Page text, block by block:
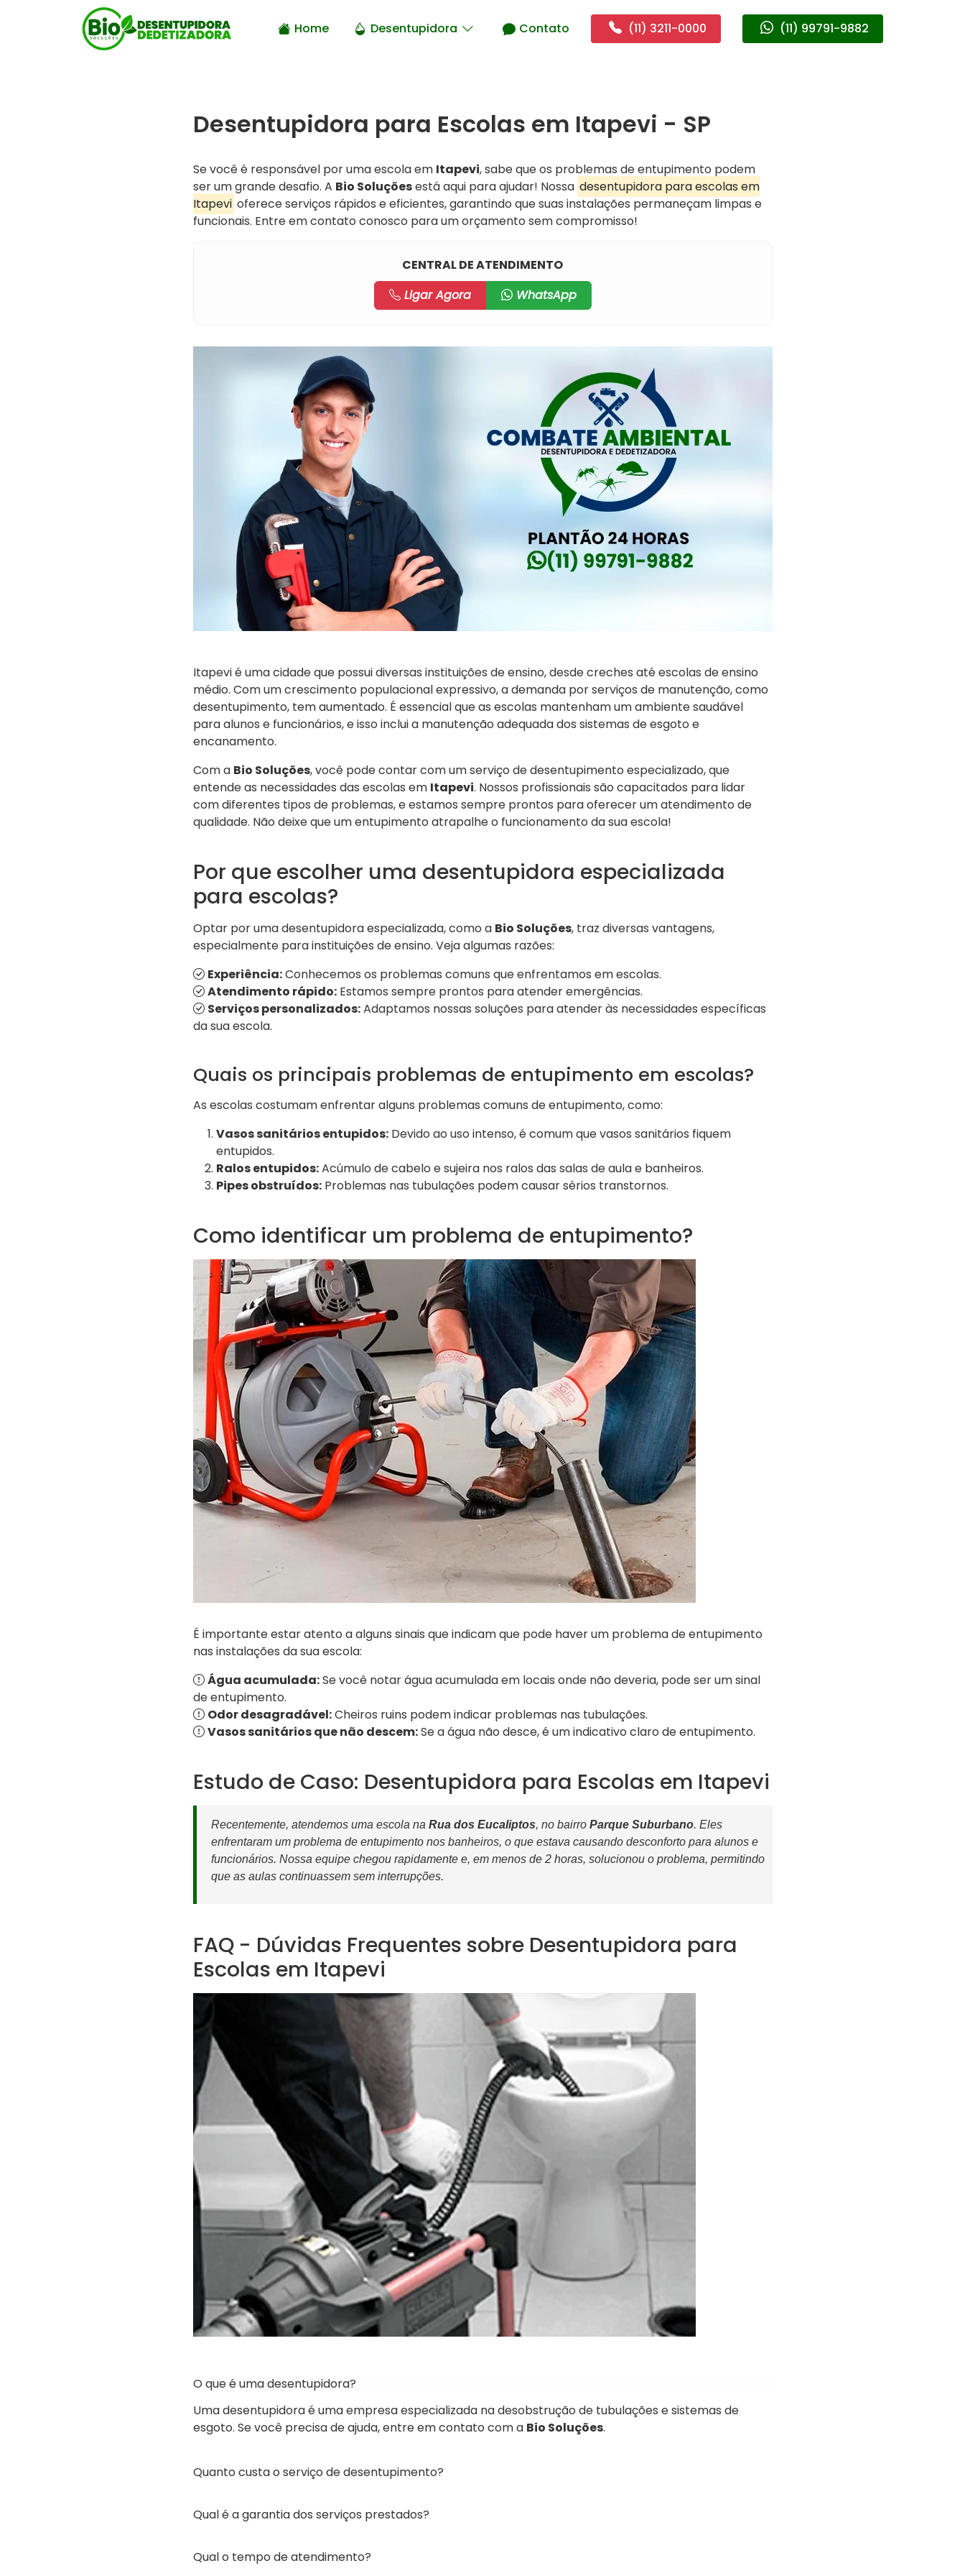
Home Desentupidora Contato (11) 3211-0000 (11) 99791-9882
Desentupidora para Escolas em Itapevi - SP
Se você é responsável por uma escola em Itapevi, sabe que os problemas de entupimento podem
ser um grande desafio. A Bio Soluçõesestá aqui para ajudar! Nossa desentupidora para escolas em
Itapevi oferece serviços rápidos e eficientes, garantindo que suas instalações permaneçam limpas e
funcionais. Entre em contato conosco para um orçamento sem compromisso!
CENTRAL DE ATENDIMENTO
Ligar Agora
WhatsApp
Itapevi é uma cidade que possui diversas instituições de ensino, desde creches até escolas de ensino
médio. Com um crescimento populacional expressivo, a demanda por serviços de manutenção, como
desentupimento, tem aumentado. É essencial que as escolas mantenham um ambiente saudável
para alunos e funcionários, e isso inclui a manutenção adequada dos sistemas de esgoto e
encanamento.
Com a Bio Soluções, você pode contar com um serviço de desentupimento especializado, que
entende as necessidades das escolas em Itapevi. Nossos profissionais são capacitados para lidar
com diferentes tipos de problemas, e estamos sempre prontos para oferecer um atendimento de
qualidade. Não deixe que um entupimento atrapalhe o funcionamento da sua escola!
Por que escolher uma desentupidora especializada
para escolas?
Optar por uma desentupidora especializada, como a Bio Soluções, traz diversas vantagens,
especialmente para instituições de ensino. Veja algumas razões:
Experiência:Conhecemos os problemas comuns que enfrentamos em escolas.
Atendimento rápido:Estamos sempre prontos para atender emergências.
Serviços personalizados:Adaptamos nossas soluções para atender às necessidades específicas
da sua escola.
Quais os principais problemas de entupimento em escolas?
As escolas costumam enfrentar alguns problemas comuns de entupimento, como:
Vasos sanitários entupidos:Devido ao uso intenso, é comum que vasos sanitários fiquem
entupidos.
Ralos entupidos:Acúmulo de cabelo e sujeira nos ralos das salas de aula e banheiros.
Pipes obstruídos:Problemas nas tubulações podem causar sérios transtornos.
Como identificar um problema de entupimento?
É importante estar atento a alguns sinais que indicam que pode haver um problema de entupimento
nas instalações da sua escola:
Água acumulada:Se você notar água acumulada em locais onde não deveria, pode ser um sinal
de entupimento.
Odor desagradável:Cheiros ruins podem indicar problemas nas tubulações.
Vasos sanitários que não descem:Se a água não desce, é um indicativo claro de entupimento.
Estudo de Caso: Desentupidora para Escolas em Itapevi
Recentemente, atendemos uma escola na Rua dos Eucaliptos, no bairro Parque Suburbano. Eles
enfrentaram um problema de entupimento nos banheiros, o que estava causando desconforto para alunos e
funcionários. Nossa equipe chegou rapidamente e, em menos de 2 horas, solucionou o problema, permitindo
que as aulas continuassem sem interrupções.
FAQ - Dúvidas Frequentes sobre Desentupidora para
Escolas em Itapevi
O que é uma desentupidora?
Uma desentupidora é uma empresa especializada na desobstrução de tubulações e sistemas de
esgoto. Se você precisa de ajuda, entre em contato com a Bio Soluções.
Quanto custa o serviço de desentupimento?
Qual é a garantia dos serviços prestados?
Qual o tempo de atendimento?